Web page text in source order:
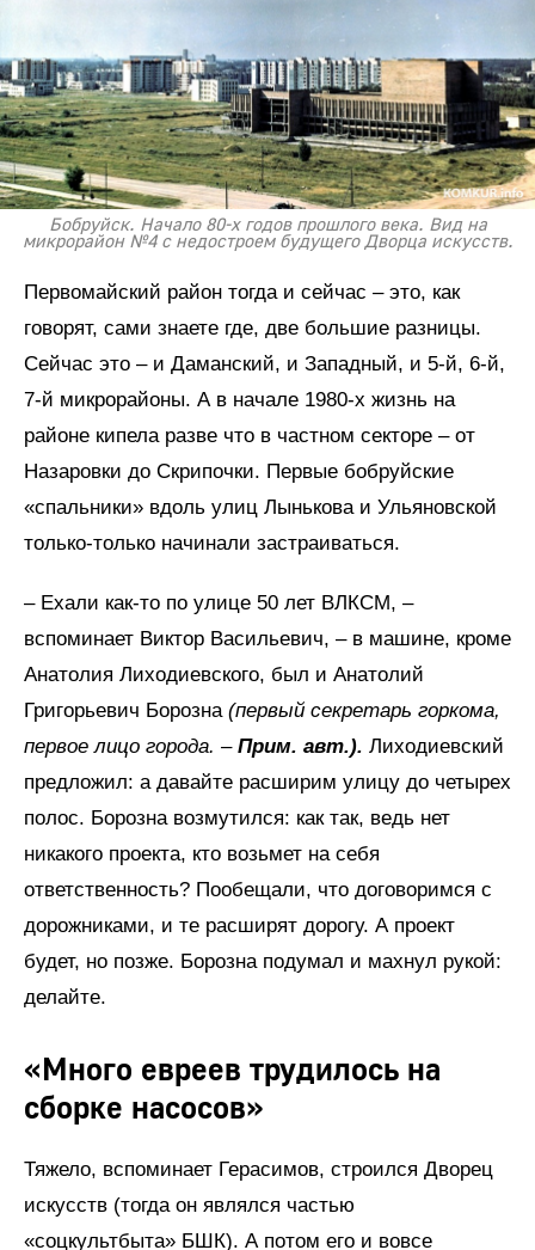
Бобруйск. Начало 80-х годов прошлого века. Вид на
микрорайон №4 с недостроем будущего Дворца искусств.
Первомайский район тогда и сейчас – это, как
говорят, сами знаете где, две большие разницы.
Сейчас это – и Даманский, и Западный, и 5-й, 6-й,
7-й микрорайоны. А в начале 1980-х жизнь на
районе кипела разве что в частном секторе – от
Назаровки до Скрипочки. Первые бобруйские
«спальники» вдоль улиц Лынькова и Ульяновской
только-только начинали застраиваться.
– Ехали как-то по улице 50 лет ВЛКСМ, –
вспоминает Виктор Васильевич, – в машине, кроме
Анатолия Лиходиевского, был и Анатолий
Григорьевич Борозна(первый секретарь горкома,
первое лицо города. – Прим. авт.). Лиходиевский
предложил: а давайте расширим улицу до четырех
полос. Борозна возмутился: как так, ведь нет
никакого проекта, кто возьмет на себя
ответственность? Пообещали, что договоримся с
дорожниками, и те расширят дорогу. А проект
будет, но позже. Борозна подумал и махнул рукой:
делайте.
«Много евреев трудилось на
сборке насосов»
Тяжело, вспоминает Герасимов, строился Дворец
искусств (тогда он являлся частью
«соцкультбыта» БШК). А потом его и вовсе